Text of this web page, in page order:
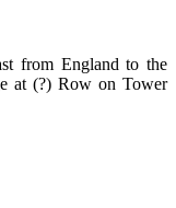
from England to the
at (?) Row on Tower